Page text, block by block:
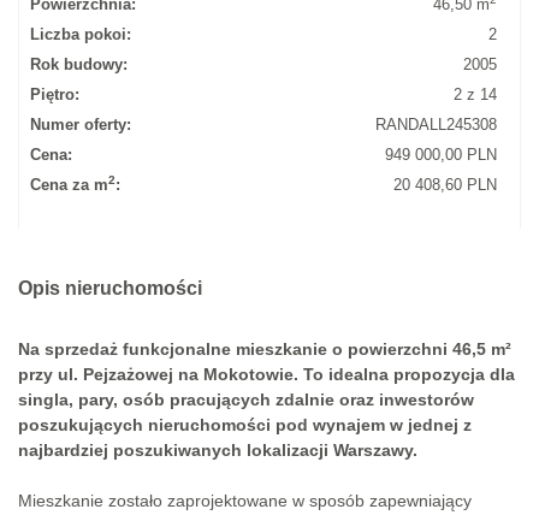
Powierzchnia:
46,50 m
Liczba pokoi:
2
Rok budowy:
2005
Piętro:
2 z 14
Numer oferty:
RANDALL245308
Cena:
949 000,00 PLN
Cena za m2: 20 408,60 PLN
Opis nieruchomości
Na sprzedaż funkcjonalne mieszkanie o powierzchni 46,5 m²
przy ul. Pejzażowej na Mokotowie. To idealna propozycja dla
singla, pary, osób pracujących zdalnie oraz inwestorów
poszukujących nieruchomości pod wynajem w jednej z
najbardziej poszukiwanych lokalizacji Warszawy.
Mieszkanie zostało zaprojektowane w sposób zapewniający